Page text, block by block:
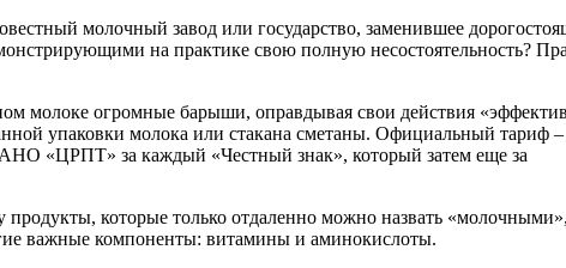
молочный завод или государство, заменившее
на практике свою полную несостоятельность?
молоке огромные барыши, оправдывая свои действия
упаковки молока или стакана сметаны. Официальный тариф
«ЦРПТ» за каждый «Честный знак», который затем еще за
которые только отдаленно можно назвать «молочными»,
важные компоненты: витамины и аминокислоты.